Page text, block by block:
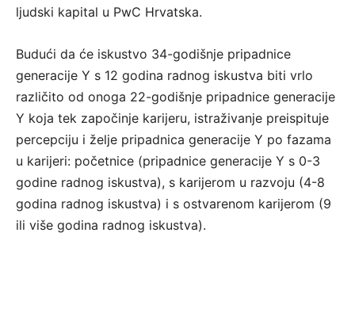
ljudski kapital u PwC Hrvatska.
Budući da će iskustvo 34-godišnje pripadnice
generacije Y s 12 godina radnog iskustva biti vrlo
različito od onoga 22-godišnje pripadnice generacije
Y koja tek započinje karijeru, istraživanje preispituje
percepciju i želje pripadnica generacije Y po fazama
u karijeri: početnice (pripadnice generacije Y s 0-3
godine radnog iskustva), s karijerom u razvoju (4-8
godina radnog iskustva) i s ostvarenom karijerom (9
ili više godina radnog iskustva).